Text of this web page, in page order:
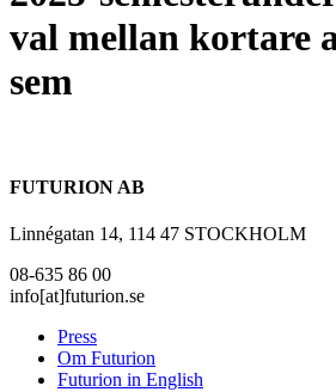
val mellan kortare
sem
FUTURION AB
Linnégatan 14, 114 47 STOCKHOLM
08-635 86 00
info[at]futurion.se
Press
Om Futurion
Futurion in English